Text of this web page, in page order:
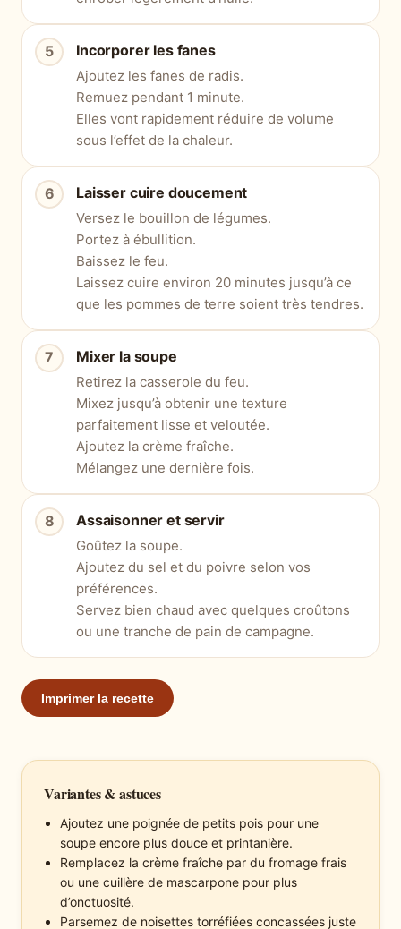
Incorporer les fanes
Ajoutez les fanes de radis.
Remuez pendant 1 minute.
Elles vont rapidement réduire de volume
sous l’effet de la chaleur.
Laisser cuire doucement
Versez le bouillon de légumes.
Portez à ébullition.
Baissez le feu.
Laissez cuire environ 20 minutes jusqu’à ce
que les pommes de terre soient très tendres.
Mixer la soupe
Retirez la casserole du feu.
Mixez jusqu’à obtenir une texture
parfaitement lisse et veloutée.
Ajoutez la crème fraîche.
Mélangez une dernière fois.
Assaisonner et servir
Goûtez la soupe.
Ajoutez du sel et du poivre selon vos
préférences.
Servez bien chaud avec quelques croûtons
ou une tranche de pain de campagne.
Imprimer la recette
Variantes & astuces
Ajoutez une poignée de petits pois pour une
soupe encore plus douce et printanière.
Remplacez la crème fraîche par du fromage frais
ou une cuillère de mascarpone pour plus
d’onctuosité.
Parsemez de noisettes torréfiées concassées juste